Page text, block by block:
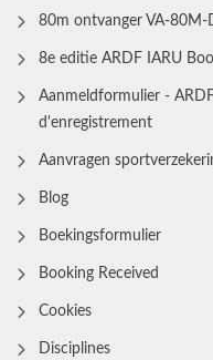
80m ontvanger VA-80M-
8e editie ARDF IARU
Aanmeldformulier -
d'enregistrement
Aanvragen
Blog
Boekingsformulier
Booking Received
Cookies
Disciplines